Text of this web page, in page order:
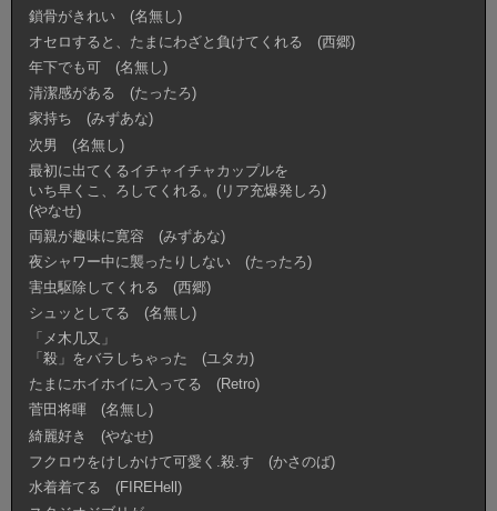
鎖骨がきれい (名無し)
オセロすると、たまにわざと負けてくれる (西郷)
年下でも可 (名無し)
清潔感がある (たったろ)
家持ち (みずあな)
次男 (名無し)
最初に出てくるイチャイチャカップルを
いち早くこ、ろしてくれる。(リア充爆発しろ)
(やなせ)
両親が趣味に寛容 (みずあな)
夜シャワー中に襲ったりしない (たったろ)
害虫駆除してくれる (西郷)
シュッとしてる (名無し)
「メ木几又」
「殺」をバラしちゃった (ユタカ)
たまにホイホイに入ってる (Retro)
菅田将暉 (名無し)
綺麗好き (やなせ)
フクロウをけしかけて可愛く.殺.す (かさのば)
水着着てる (FIREHell)